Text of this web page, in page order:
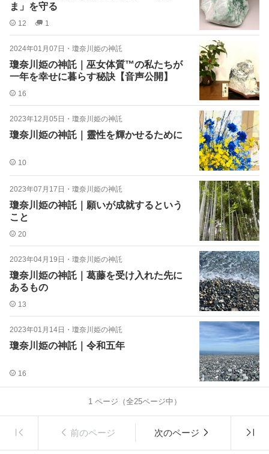
ま」を守る
12 1
2024年01月07日 ・ 瓊奈川姫の神託
瓊奈川姫の神託｜巫女体質™︎の私たちが
一年を幸せに暮らす秘訣【音声公開】
16
2023年12月05日 ・ 瓊奈川姫の神託
瓊奈川姫の神託｜靈性を輝かせるために
10
2023年07月17日 ・ 瓊奈川姫の神託
瓊奈川姫の神託｜願いが成就するという
こと
20
2023年04月19日 ・ 瓊奈川姫の神託
瓊奈川姫の神託｜葛藤を受け入れた先に
あるもの
13
2023年01月14日 ・ 瓊奈川姫の神託
瓊奈川姫の神託｜令和五年
16
1ページ（全25ページ中）
前のページ 次のページ